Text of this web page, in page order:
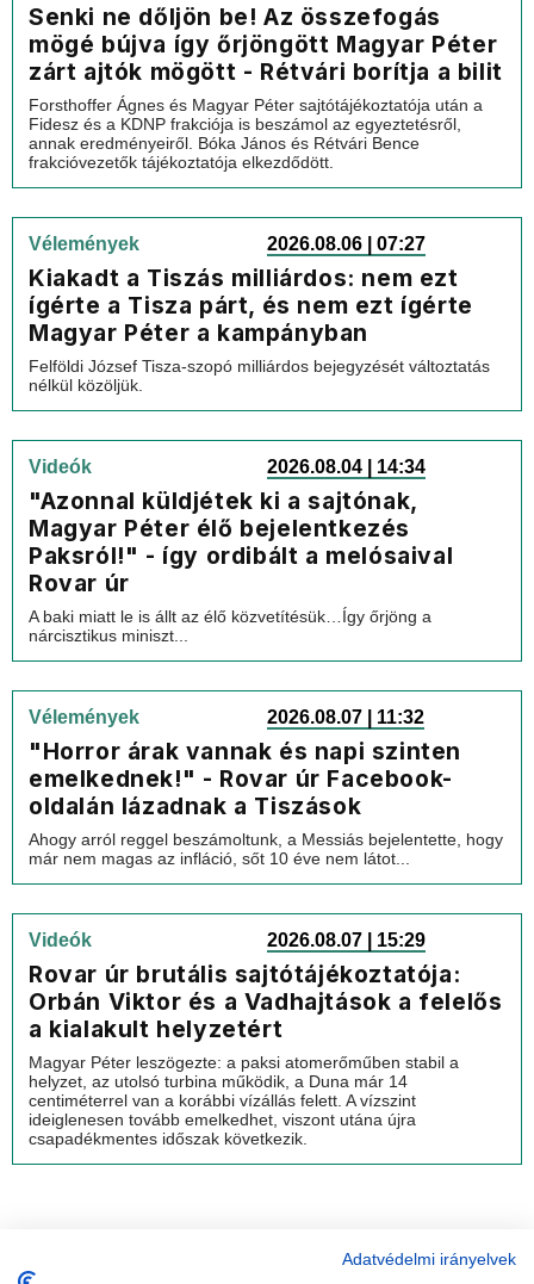
Senki ne dőljön be! Az összefogás
mögé bújva így őrjöngött Magyar Péter
zárt ajtók mögött - Rétvári borítja a bilit
Forsthoffer Ágnes és Magyar Péter sajtótájékoztatója után a
Fidesz és a KDNP frakciója is beszámol az egyeztetésről,
annak eredményeiről. Bóka János és Rétvári Bence
frakcióvezetők tájékoztatója elkezdődött.
Vélemények 2026.08.06 | 07:27
Kiakadt a Tiszás milliárdos: nem ezt
ígérte a Tisza párt, és nem ezt ígérte
Magyar Péter a kampányban
Felföldi József Tisza-szopó milliárdos bejegyzését változtatás
nélkül közöljük.
Videók 2026.08.04 | 14:34
"Azonnal küldjétek ki a sajtónak,
Magyar Péter élő bejelentkezés
Paksról!" - így ordibált a melósaival
Rovar úr
A baki miatt le is állt az élő közvetítésük…Így őrjöng a
nárcisztikus miniszt...
Vélemények 2026.08.07 | 11:32
"Horror árak vannak és napi szinten
emelkednek!" - Rovar úr Facebook-
oldalán lázadnak a Tiszások
Ahogy arról reggel beszámoltunk, a Messiás bejelentette, hogy
már nem magas az infláció, sőt 10 éve nem látot...
Videók 2026.08.07 | 15:29
Rovar úr brutális sajtótájékoztatója:
Orbán Viktor és a Vadhajtások a felelős
a kialakult helyzetért
Magyar Péter leszögezte: a paksi atomerőműben stabil a
helyzet, az utolsó turbina működik, a Duna már 14
centiméterrel van a korábbi vízállás felett. A vízszint
ideiglenesen tovább emelkedhet, viszont utána újra
csapadékmentes időszak következik.
Adatvédelmi irányelvek